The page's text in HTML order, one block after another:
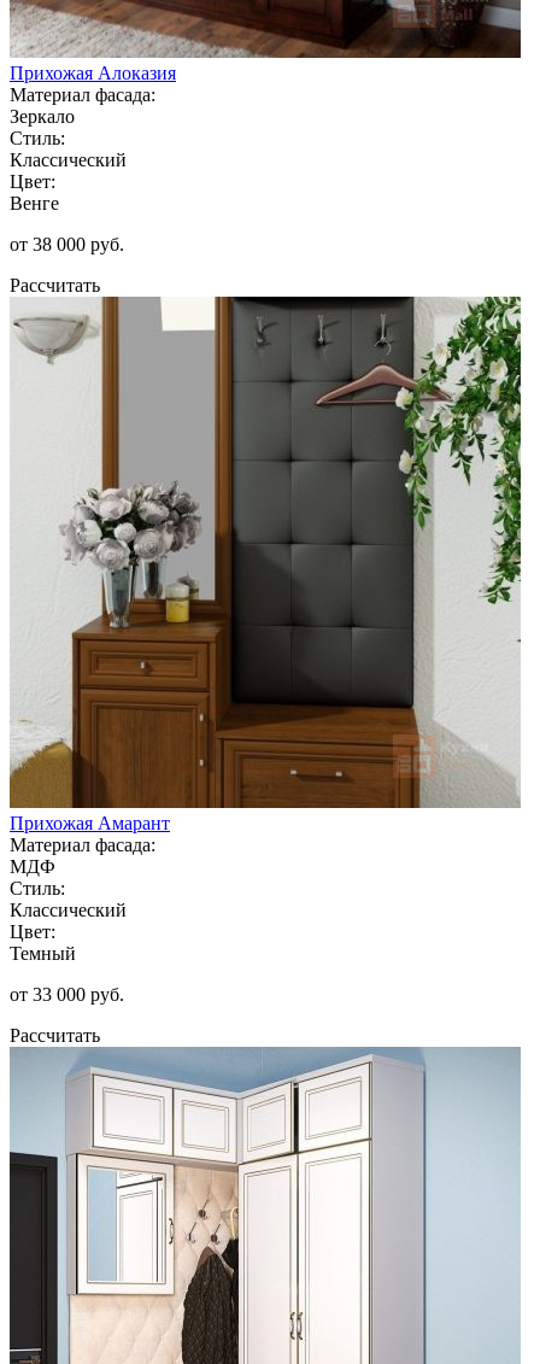
Прихожая Алоказия
Материал фасада:
Зеркало
Стиль:
Классический
Цвет:
Венге
от 38 000 руб.
Рассчитать
Прихожая Амарант
Материал фасада:
МДФ
Стиль:
Классический
Цвет:
Темный
от 33 000 руб.
Рассчитать